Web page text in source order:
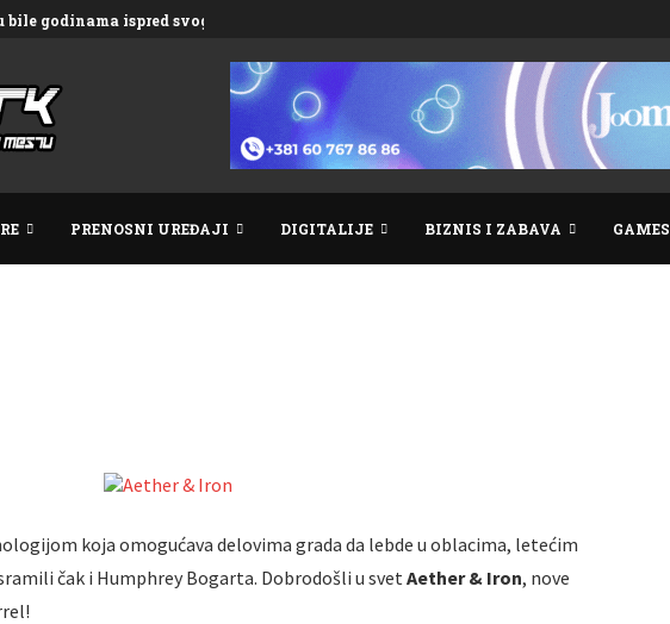
bile godinama ispred svog vremena
PRENOSNI UREĐAJI DIGITALIJE BIZNIS I ZABAVA GAMES
koja omogućava delovima grada da lebde u oblacima, letećim
čak i Humphrey Bogarta. Dobrodošli u svetAether & Iron, nove